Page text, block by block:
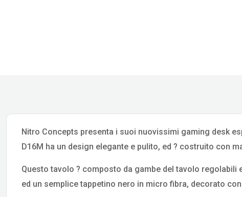
Nitro Concepts presenta i suoi nuovissimi gaming desk
D16M ha un design elegante e pulito, ed ? costruito con
Questo tavolo ? composto da gambe del tavolo
ed un semplice tappetino nero in micro fibra, decorato